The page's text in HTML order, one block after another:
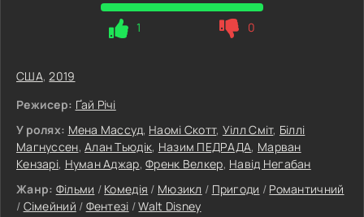
1 0
США,2019
Режисер: Ґай Річі
У ролях: Мена Массуд, Наомі Скотт, Уілл Сміт, Біллі
Магнуссен,Алан Тьюдік, Назим ПЕДРАДА, Марван
Кензарі, Нуман Аджар,Френк Велкер, Навід Негабан
Жанр: Фільми / Комедія / Мюзикл / Пригоди / Романтичний
/ Сімейний / Фентезі /Walt Disney